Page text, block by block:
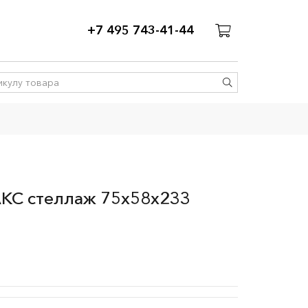
+7 495 743-41-44
стеллаж 75х58х233